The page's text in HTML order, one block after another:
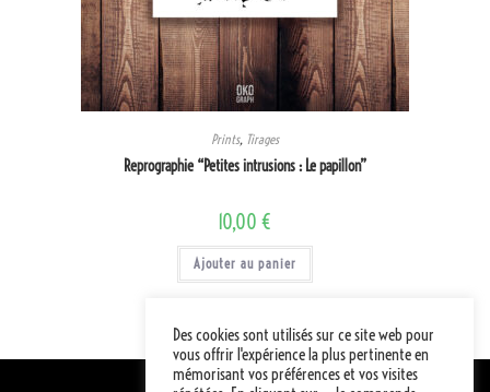
Prints, Tirages
Reprographie “Petites intrusions : Le papillon”
10,00 €
Ajouter au panier
Des cookies sont utilisés sur ce site web pour
vous offrir l'expérience la plus pertinente en
mémorisant vos préférences et vos visites